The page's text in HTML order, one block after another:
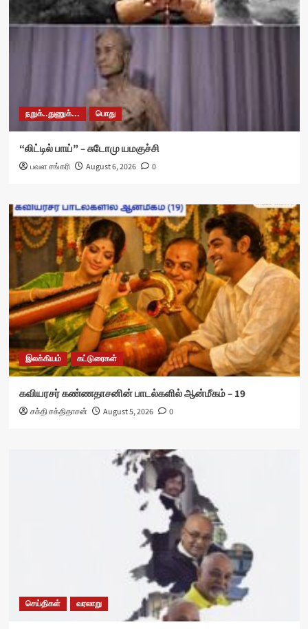
நறுக்..துணுக்... பொது
“லிட்டில் பாய்” – சுடோமு யமகுச்சி
பவள சங்கரி August 6, 2026 0
இலக்கியம் கட்டுரைகள்
கவியரசர் கண்ணதாசனின் பாடல்களில் ஆன்மீகம் – 19
சக்தி சக்திதாசன் August 5, 2026 0
செய்திகள் வரலாறு